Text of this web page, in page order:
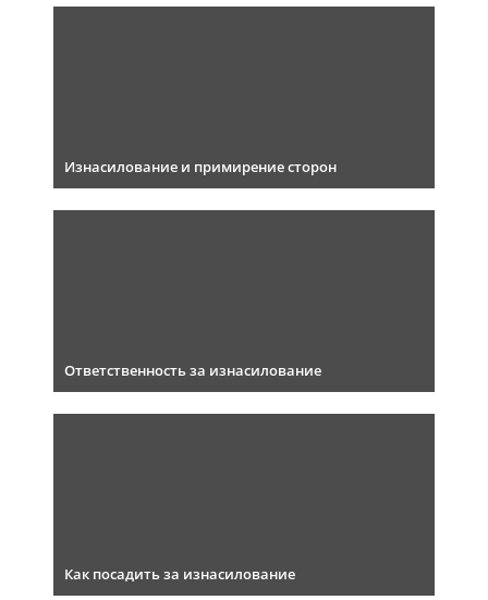
Изнасилование и примирение сторон
Ответственность за изнасилование
Как посадить за изнасилование